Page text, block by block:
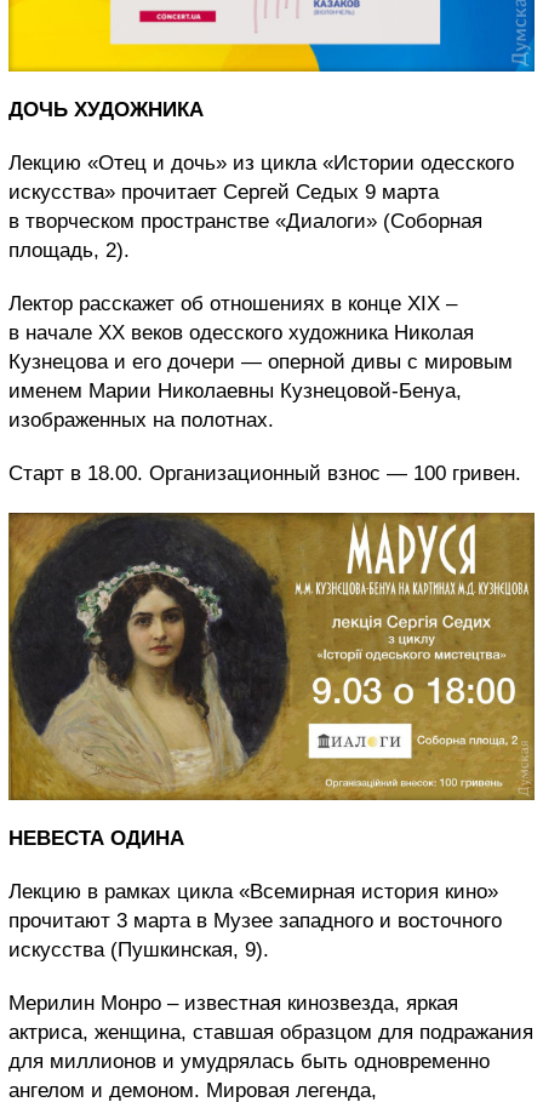
ДОЧЬ ХУДОЖНИКА
Лекцию «Отец и дочь» из цикла «Истории одесского
искусства» прочитает Сергей Седых 9 марта
в творческом пространстве «Диалоги» (Соборная
площадь, 2).
Лектор расскажет об отношениях в конце ХIX –
в начале XX веков одесского художника Николая
Кузнецова и его дочери — оперной дивы с мировым
именем Марии Николаевны Кузнецовой-Бенуа,
изображенных на полотнах.
Старт в 18.00. Организационный взнос — 100 гривен.
НЕВЕСТА ОДИНА
Лекцию в рамках цикла «Всемирная история кино»
прочитают 3 марта в Музее западного и восточного
искусства (Пушкинская, 9).
Мерилин Монро – известная кинозвезда, яркая
актриса, женщина, ставшая образцом для подражания
для миллионов и умудрялась быть одновременно
ангелом и демоном. Мировая легенда,